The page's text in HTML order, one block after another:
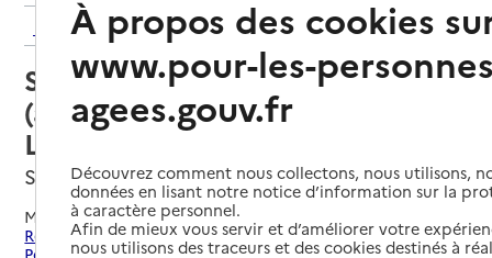
Retour aux résultats de l'annuaire
Service autonomie à domicile
(aide) – Antenne de Saint Pol de
Léon
Saint-Pol-de-Léon, FINISTERE
Mis à jour le23/07/2026
Rechercher les établissements et services autour de Saint-
À propos des cookies
www.pour-les-
agees.gouv.fr
Découvrez comment nous collectons, nous utilisons,
données en lisant notre notice d’information sur la
à caractère personnel.
Afin de mieux vous servir et d’améliorer votre
nous utilisons des traceurs et des cookies destinés à